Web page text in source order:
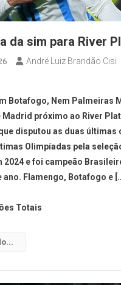
da sim para River
André Luiz Brandão Cisi
Botafogo, Nem Palmeiras
próximo ao River
disputou as duas últimas
Olimpíadas pela
2024 e foi campeão
Flamengo, Botafogo e
Totais